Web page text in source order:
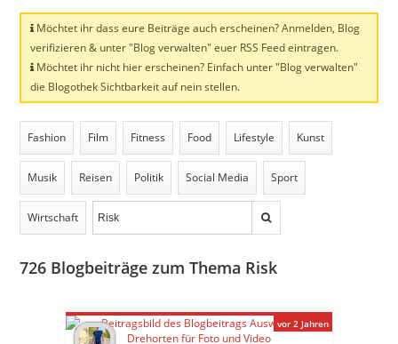
Möchtet ihr dass eure Beiträge auch erscheinen? Anmelden, Blog
verifizieren & unter "Blog verwalten" euer RSS Feed eintragen.
Möchtet ihr nicht hier erscheinen? Einfach unter "Blog verwalten"
die Blogothek Sichtbarkeit auf nein stellen.
Fashion Film Fitness Food Lifestyle Kunst
Musik Reisen Politik Social Media Sport
Wirtschaft
726 Blogbeiträge zum Thema Risk
vor 2 Jahren